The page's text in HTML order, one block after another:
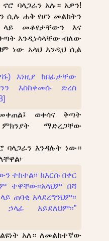
ባላጋራን አሉ። አዎን!
ሲሉ ሐቅ የሆነ መልክትን
ላይ መቆየታቸውን እና
እንዲነሳላቸው ብለው
ነው አላህ እንዲህ ሲል
እነዚያ ከበፊታቸው
እስከቀመሱ ድረስ
ወቀሳና ቅጣት
ማድረጋቸው
ባላጋራን እንዳሉት ነው።
ተከተል፡፡ ከእርሱ በቀር
ተዋቸው፡፡አላህም በሻ
ጠባቂ አላደረግንህም፡፡
አይደለህም፡፡”
አለ። ለመልክተኛው